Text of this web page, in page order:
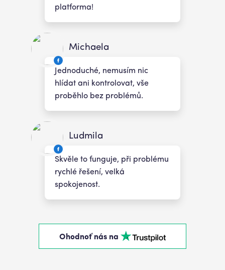
platforma!
Michaela
Jednoduché, nemusím nic
hlídat ani kontrolovat, vše
proběhlo bez problémů.
Ludmila
Skvěle to funguje, při problému
rychlé řešení, velká
spokojenost.
Ohodnoť nás na